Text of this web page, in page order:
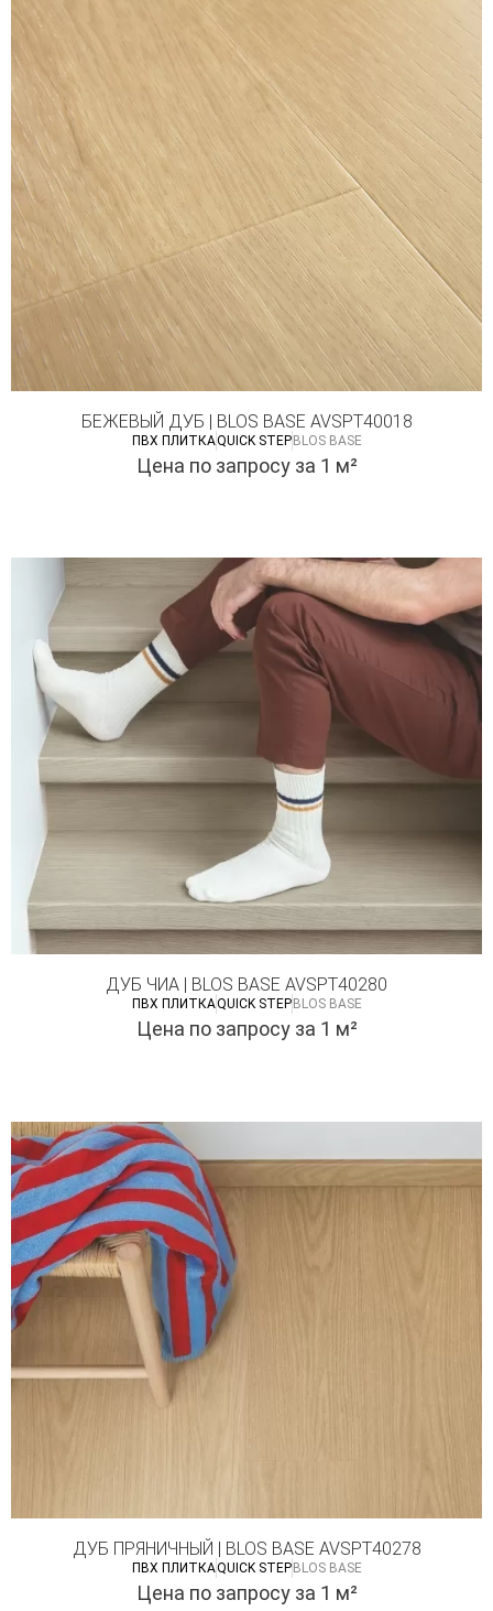
БЕЖЕВЫЙ ДУБ | BLOS BASE AVSPT40018
ПВХ ПЛИТКАQUICK STEP BLOS BASE
Цена по запросу за 1 м²
ДУБ ЧИА | BLOS BASE AVSPT40280
ПВХ ПЛИТКАQUICK STEP BLOS BASE
Цена по запросу за 1 м²
ДУБ ПРЯНИЧНЫЙ | BLOS BASE AVSPT40278
ПВХ ПЛИТКАQUICK STEPBLOS BASE
Цена по запросу за 1 м²